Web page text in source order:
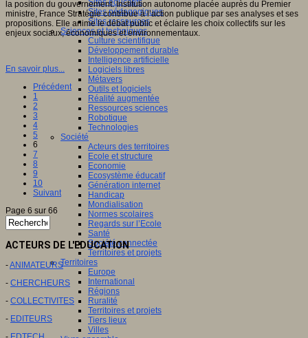
Sites éducatifs
Sites pédagogiques
Sites ressources
Sciences et techniques
Culture scientifique
Développement durable
Intelligence artificielle
Logiciels libres
Métavers
Outils et logiciels
Réalité augmentée
Ressources sciences
Robotique
Technologies
Société
Acteurs des territoires
Ecole et structure
Economie
Ecosystème éducatif
Génération internet
Handicap
Mondialisation
Normes scolaires
Regards sur l’Ecole
Santé
Société connectée
Territoires et projets
Territoires
Europe
International
Régions
Ruralité
Territoires et projets
Tiers lieux
Villes
la position du gouvernement. Institution autonome placée auprès du Premier
ministre, France Stratégie contribue à l’action publique par ses analyses et ses
propositions. Elle anime le débat public et éclaire les choix collectifs sur les
enjeux sociaux, économiques et environnementaux.
En savoir plus...
Précédent
1
2
3
4
5
6
7
8
9
10
Suivant
Page 6 sur 66
ACTEURS DE L'EDUCATION
-ANIMATEURS
- CHERCHEURS
- COLLECTIVITES
- EDITEURS